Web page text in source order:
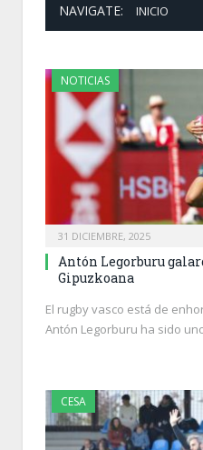
NAVIGATE: INICIO
NOTICIAS
31 DICIEMBRE, 2025
Antón Legorburu
Gipuzkoana
El rugby vasco está de
Antón Legorburu ha sido
CESA